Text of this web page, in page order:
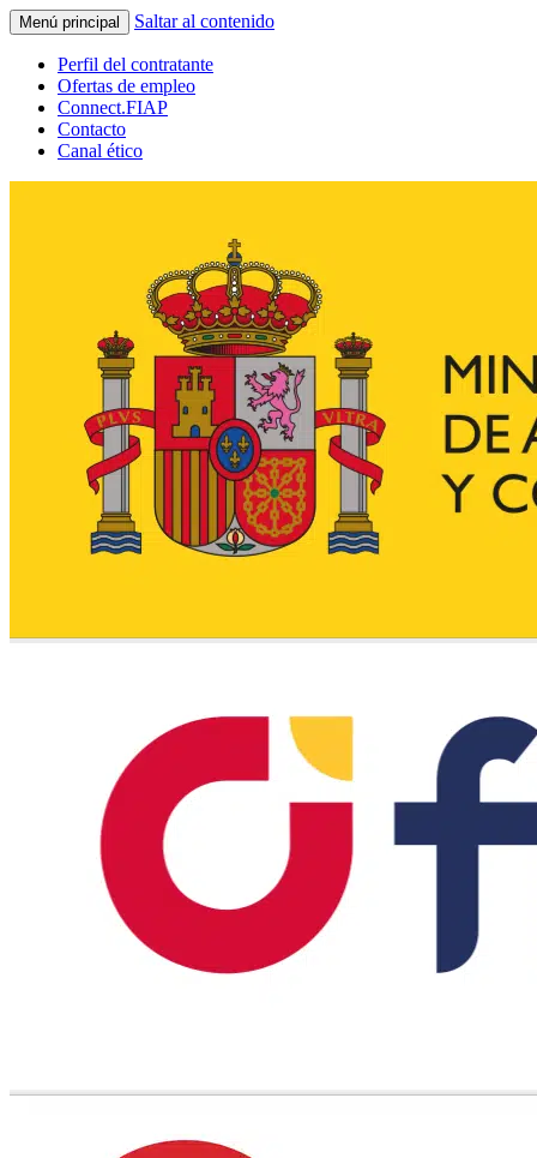
Menú principal Saltar al contenido
Perfil del contratante
Ofertas de empleo
Connect.FIAP
Contacto
Canal ético